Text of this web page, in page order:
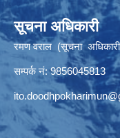
सूचना अधिकारी
रमण वराल (सूचना
सम्पर्क नं: 9856045813